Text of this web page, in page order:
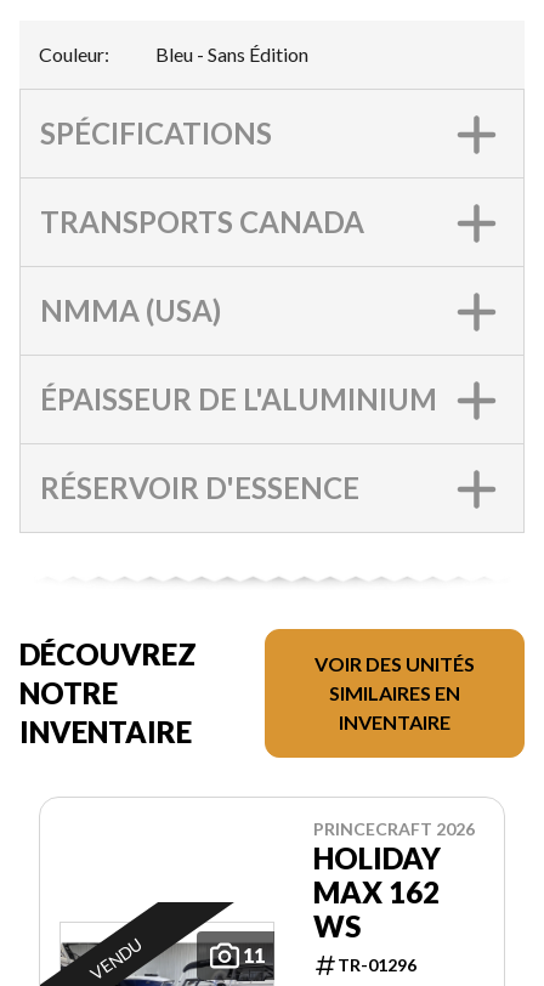
Couleur: Bleu - Sans Édition
SPÉCIFICATIONS
TRANSPORTS CANADA
NMMA (USA)
ÉPAISSEUR DE L'ALUMINIUM
RÉSERVOIR D'ESSENCE
DÉCOUVREZ
NOTRE
INVENTAIRE
VOIR DES UNITÉS
SIMILAIRES EN
INVENTAIRE
11
VENDU
PRINCECRAFT 2026
HOLIDAY
MAX 162
WS
TR-01296